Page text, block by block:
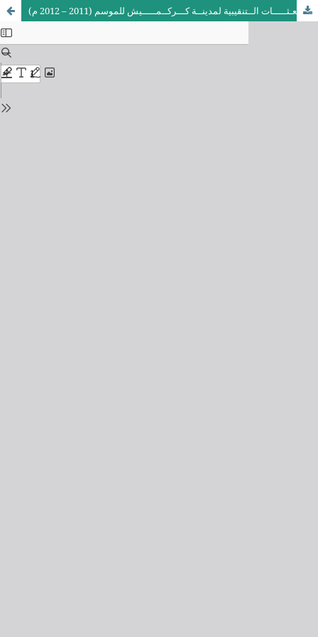
البعـثـــــات الــتنقيبية لمدينــة كـــركــمـــــيش للموسم (2011 – 2012 م)